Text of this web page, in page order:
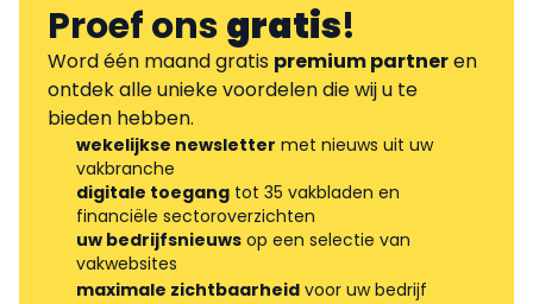
Proef onsgratis!
Word één maand gratis premium partneren
ontdek alle unieke voordelen die wij u te
bieden hebben.
wekelijkse newsletter met nieuws uit uw
vakbranche
digitale toegang tot 35 vakbladen en
financiële sectoroverzichten
uw bedrijfsnieuws op een selectie van
vakwebsites
maximale zichtbaarheid voor uw bedrijf